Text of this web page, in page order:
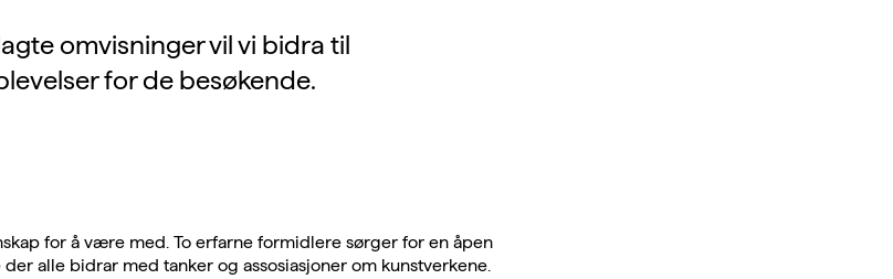
omvisninger vil vi bidra til
for de besøkende.
for å være med. To erfarne formidlere sørger for en åpen
alle bidrar med tanker og assosiasjoner om kunstverkene.